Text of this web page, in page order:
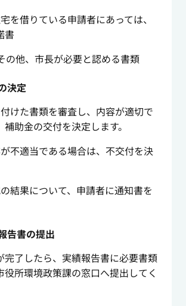
借りている申請者にあっては、
書
他、市長が必要と認める書類
決定
けた書類を審査し、内容が適切で
助金の交付を決定します。
不適当である場合は、不交付を決
結果について、申請者に通知書を
告書の提出
了したら、実績報告書に必要書類
役所環境政策課の窓口へ提出してく